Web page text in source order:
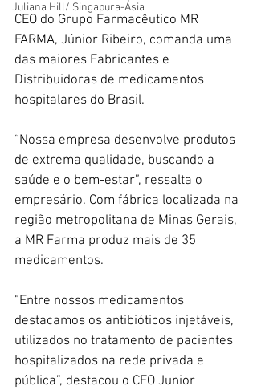
Juliana Hill/ Singapura-Ásia
CEO do Grupo Farmacêutico MR
FARMA, Júnior Ribeiro, comanda uma
das maiores Fabricantes e
Distribuidoras de medicamentos
hospitalares do Brasil.
“Nossa empresa desenvolve produtos
de extrema qualidade, buscando a
saúde e o bem-estar”, ressalta o
empresário. Com fábrica localizada na
região metropolitana de Minas Gerais,
a MR Farma produz mais de 35
medicamentos.
“Entre nossos medicamentos
destacamos os antibióticos injetáveis,
utilizados no tratamento de pacientes
hospitalizados na rede privada e
pública”, destacou o CEO Junior